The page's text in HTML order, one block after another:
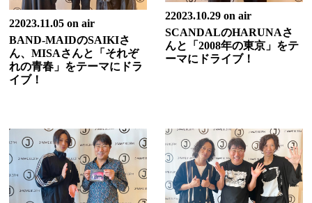
22023.11.05 on air
BAND-MAIDのSAIKIさ
ん、MISAさんと「それぞ
れの青春」をテーマにドラ
イブ！
22023.10.29 on air
SCANDALのHARUNAさ
んと「2008年の東京」をテ
ーマにドライブ！